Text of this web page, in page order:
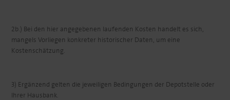
2b.) Bei den hier angegebenen laufenden Kosten handelt es sich,
mangels Vorliegen konkreter historischer Daten, um eine
Kostenschätzung.
3) Ergänzend gelten die jeweiligen Bedingungen der Depotstelle oder
Ihrer Hausbank.